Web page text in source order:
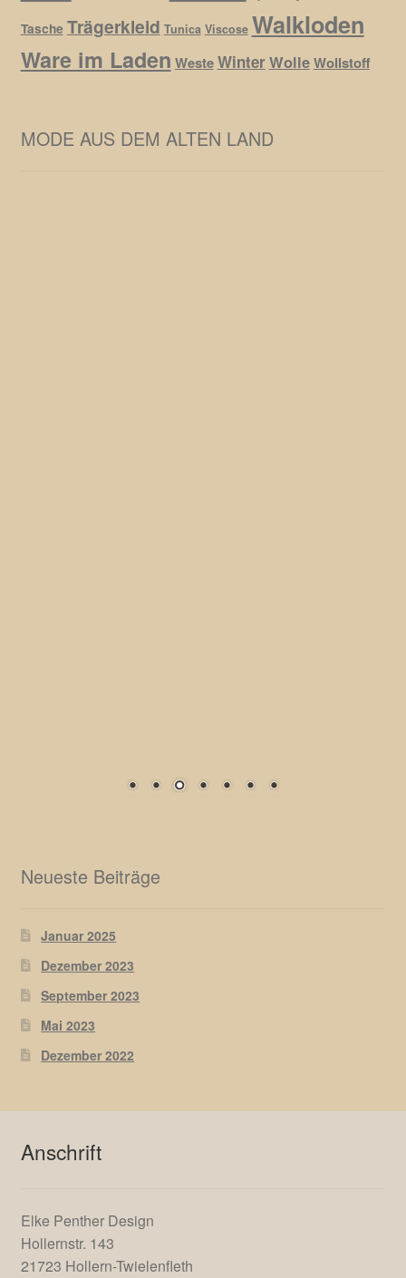
Tasche Trägerkleid Tunica Viscose Walkloden
Ware im Laden WesteWinterWolleWollstoff
MODE AUS DEM ALTEN LAND
Neueste Beiträge
Januar 2025
Dezember 2023
September 2023
Mai 2023
Dezember 2022
Anschrift
Elke Penther Design
Hollernstr. 143
21723 Hollern-Twielenfleth